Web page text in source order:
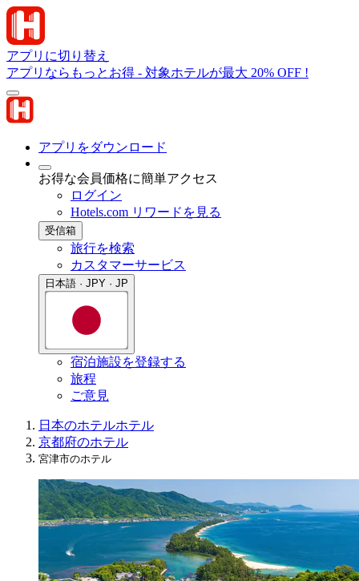
アプリに切り替え
アプリならもっとお得 - 対象ホテルが最大 20% OFF !
アプリをダウンロード
お得な会員価格に簡単アクセス
ログイン
Hotels.com リワードを見る
受信箱
旅行を検索
カスタマーサービス
日本語 · JPY · JP
宿泊施設を登録する
旅程
ご意見
日本のホテルホテル
京都府のホテル
宮津市のホテル